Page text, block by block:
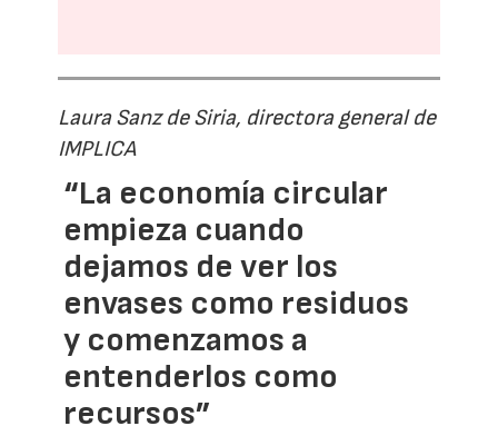
Laura Sanz de Siria, directora general de
IMPLICA
“La economía circular
empieza cuando
dejamos de ver los
envases como residuos
y comenzamos a
entenderlos como
recursos”